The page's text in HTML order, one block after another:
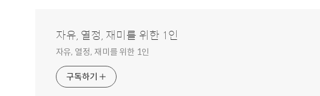
자유, 열정, 재미를 위한 1인
자유, 열정, 재미를 위한 1인
구독하기